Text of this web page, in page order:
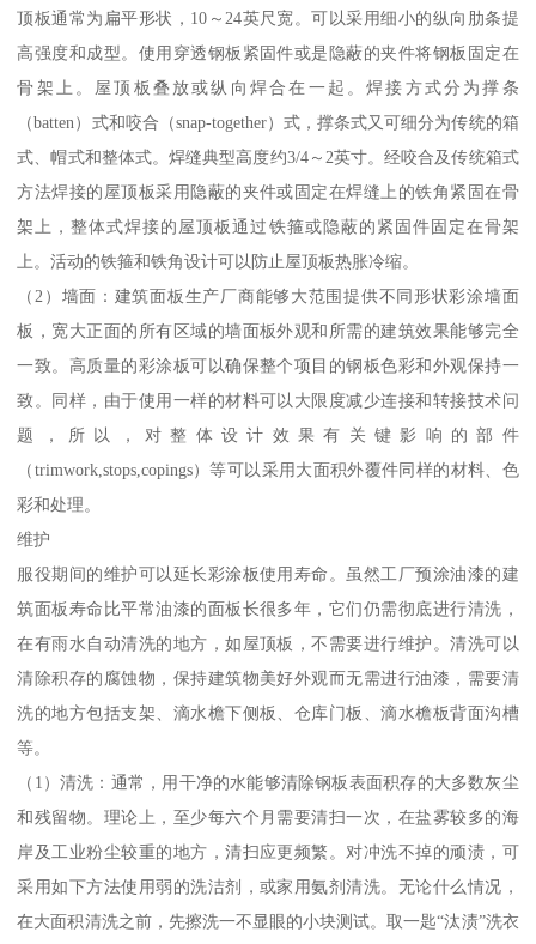
顶板通常为扁平形状，10～24英尺宽。可以采用细小的纵向肋条提
高强度和成型。使用穿透钢板紧固件或是隐蔽的夹件将钢板固定在
骨架上。屋顶板叠放或纵向焊合在一起。焊接方式分为撑条
（batten）式和咬合（snap-together）式，撑条式又可细分为传统的箱
式、帽式和整体式。焊缝典型高度约3/4～2英寸。经咬合及传统箱式
方法焊接的屋顶板采用隐蔽的夹件或固定在焊缝上的铁角紧固在骨
架上，整体式焊接的屋顶板通过铁箍或隐蔽的紧固件固定在骨架
上。活动的铁箍和铁角设计可以防止屋顶板热胀冷缩。
（2）墙面：建筑面板生产厂商能够大范围提供不同形状彩涂墙面
板，宽大正面的所有区域的墙面板外观和所需的建筑效果能够完全
一致。高质量的彩涂板可以确保整个项目的钢板色彩和外观保持一
致。同样，由于使用一样的材料可以大限度减少连接和转接技术问
题，所以，对整体设计效果有关键影响的部件
（trimwork,stops,copings）等可以采用大面积外覆件同样的材料、色
彩和处理。
维护
服役期间的维护可以延长彩涂板使用寿命。虽然工厂预涂油漆的建
筑面板寿命比平常油漆的面板长很多年，它们仍需彻底进行清洗，
在有雨水自动清洗的地方，如屋顶板，不需要进行维护。清洗可以
清除积存的腐蚀物，保持建筑物美好外观而无需进行油漆，需要清
洗的地方包括支架、滴水檐下侧板、仓库门板、滴水檐板背面沟槽
等。
（1）清洗：通常，用干净的水能够清除钢板表面积存的大多数灰尘
和残留物。理论上，至少每六个月需要清扫一次，在盐雾较多的海
岸及工业粉尘较重的地方，清扫应更频繁。对冲洗不掉的顽渍，可
采用如下方法使用弱的洗洁剂，或家用氨剂清洗。无论什么情况，
在大面积清洗之前，先擦洗一不显眼的小块测试。取一匙“汰渍”洗衣